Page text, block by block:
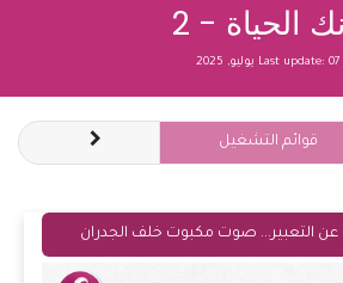
الحياة - 2
Last update: 07 يوليو, 2025
قوائم التشغيل
عن التعبير... صوت مكبوت خلف الجدران